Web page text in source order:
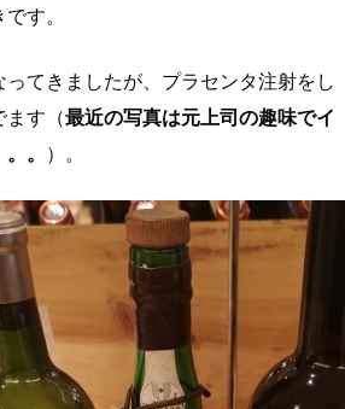
す。
てきましたが、プラセンタ注射をし
す（最近の写真は元上司の趣味でイ
。 ）。